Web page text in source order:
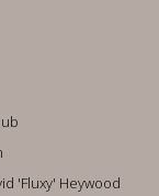
'Fluxy' Heywood